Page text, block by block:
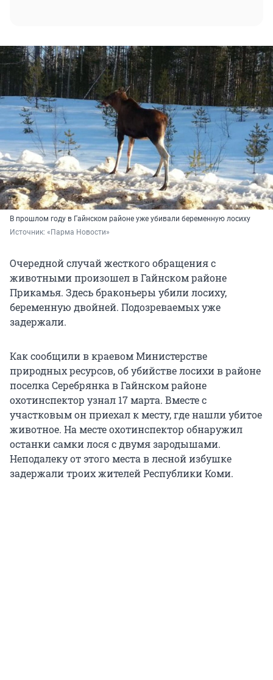
В прошлом году в Гайнском районе уже убивали беременную лосиху
Источник: «Парма Новости»
Очередной случай жесткого обращения с
животными произошел в Гайнском районе
Прикамья. Здесь браконьеры убили лосиху,
беременную двойней. Подозреваемых уже
задержали.
Как сообщили в краевом Министерстве
природных ресурсов, об убийстве лосихи в районе
поселка Серебрянка в Гайнском районе
охотинспектор узнал 17 марта. Вместе с
участковым он приехал к месту, где нашли убитое
животное. На месте охотинспектор обнаружил
останки самки лося с двумя зародышами.
Неподалеку от этого места в лесной избушке
задержали троих жителей Республики Коми.